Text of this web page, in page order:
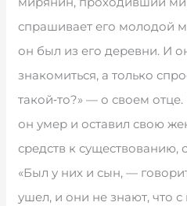
спрашивает его молодой
он был из его деревни. И
знакомиться, а только
такой‑то?» — о своем отце.
он умер и оставил свою
средств к
«Был у них и сын, —
ушел, и они не знают, что с